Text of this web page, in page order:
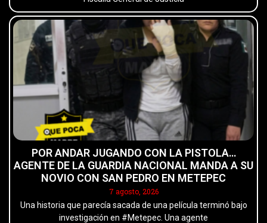
POR ANDAR JUGANDO CON LA PISTOLA…
AGENTE DE LA GUARDIA NACIONAL MANDA A SU
NOVIO CON SAN PEDRO EN METEPEC
7 agosto, 2026
Una historia que parecía sacada de una película terminó bajo
investigación en #Metepec. Una agente